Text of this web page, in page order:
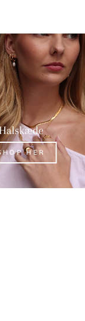
HER